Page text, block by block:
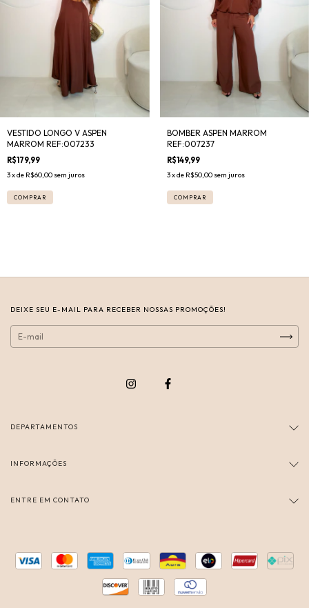
VESTIDO LONGO V ASPEN
MARROM REF:007233
R$179,99
3x de R$60,00 sem juros
COMPRAR
BOMBER ASPEN MARROM
REF:007237
R$149,99
3x de R$50,00 sem juros
COMPRAR
DEIXE SEU E-MAIL PARA RECEBER NOSSAS PROMOÇÕES!
DEPARTAMENTOS
INFORMAÇÕES
ENTRE EM CONTATO